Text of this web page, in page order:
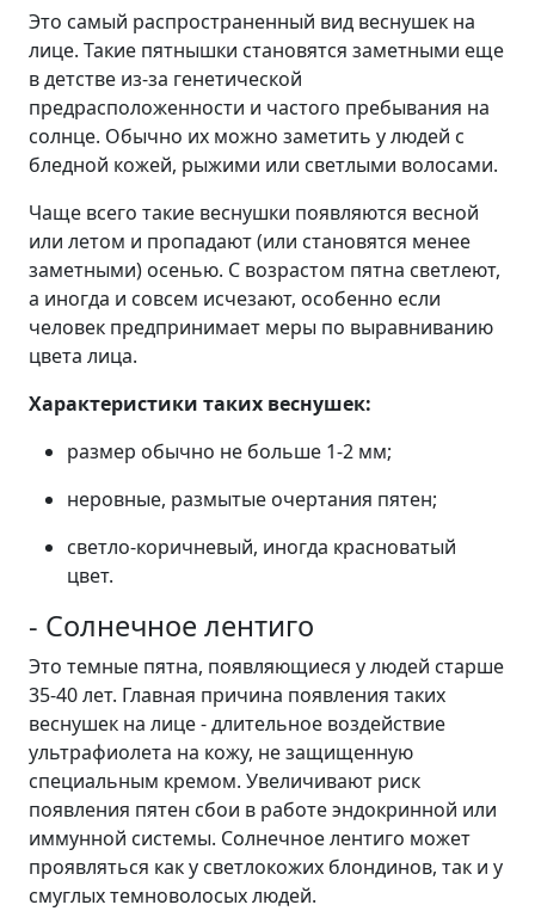
Это самый распространенный вид веснушек на
лице. Такие пятнышки становятся заметными еще
в детстве из-за генетической
предрасположенности и частого пребывания на
солнце. Обычно их можно заметить у людей с
бледной кожей, рыжими или светлыми волосами.
Чаще всего такие веснушки появляются весной
или летом и пропадают (или становятся менее
заметными) осенью. С возрастом пятна светлеют,
а иногда и совсем исчезают, особенно если
человек предпринимает меры по выравниванию
цвета лица.
Характеристики таких веснушек:
размер обычно не больше 1-2 мм;
неровные, размытые очертания пятен;
светло-коричневый, иногда красноватый
цвет.
- Солнечное лентиго
Это темные пятна, появляющиеся у людей старше
35-40 лет. Главная причина появления таких
веснушек на лице - длительное воздействие
ультрафиолета на кожу, не защищенную
специальным кремом. Увеличивают риск
появления пятен сбои в работе эндокринной или
иммунной системы. Солнечное лентиго может
проявляться как у светлокожих блондинов, так и у
смуглых темноволосых людей.